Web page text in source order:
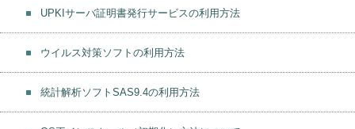
UPKIサーバ証明書発行サービスの利用方法
ウイルス対策ソフトの利用方法
統計解析ソフトSAS9.4の利用方法